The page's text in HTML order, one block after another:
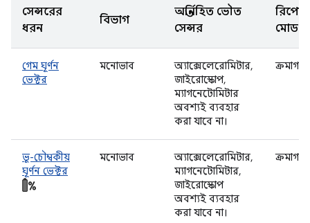
সেন্সরের
ধরন
বিভাগ
অন্তর্নিহিত ভৌত
সেন্সর
মোড
গেম ঘূর্ণন
ভেক্টর
মনোভাব
অ্যাক্সেলেরোমিটার,
জাইরোস্কোপ,
ম্যাগনেটোমিটার
অবশ্যই ব্যবহার
করা যাবে না।
ক্রমাগত
ভূ-চৌম্বকীয়
ঘূর্ণন ভেক্টর
মনোভাব
অ্যাক্সেলেরোমিটার,
ম্যাগনেটোমিটার,
জাইরোস্কোপ
অবশ্যই ব্যবহার
করা যাবে না।
ক্রমাগত